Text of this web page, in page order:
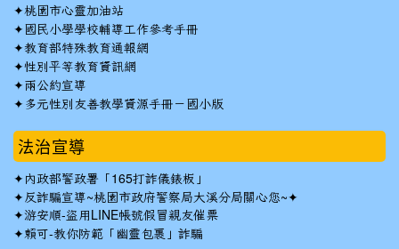
✦桃園市心靈加油站
✦ 國民小學學校輔導工作參考手冊
✦教育部特殊教育通報網
✦性別平等教育資訊網
✦兩公約宣導
✦ 多元性別友善教學資源手冊－國小版
法治宣導
✦ 內政部警政署「165打詐儀錶板」
✦反詐騙宣導~桃園市政府警察局大溪分局關心您~✦
✦游安順-盜用LINE帳號假冒親友催票
✦賴可-教你防範「幽靈包裹」詐騙